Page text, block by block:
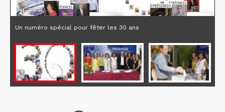
Un numéro spécial pour fêter les 30 ans